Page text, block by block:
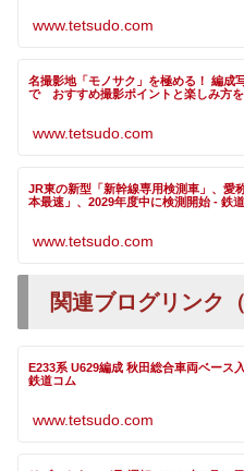
www.tetsudo.com
名撮影地「モノサク」を極める！ 編成
で おすすめ撮影ポイントと楽しみ方
www.tetsudo.com
JR東の新型「新幹線専用検測車」、愛
本最速」、2029年度中に検測開始 - 鉄
www.tetsudo.com
関連ブログリンク（
E233系 U629編成 秋田総合車両ベース
鉄道コム
www.tetsudo.com